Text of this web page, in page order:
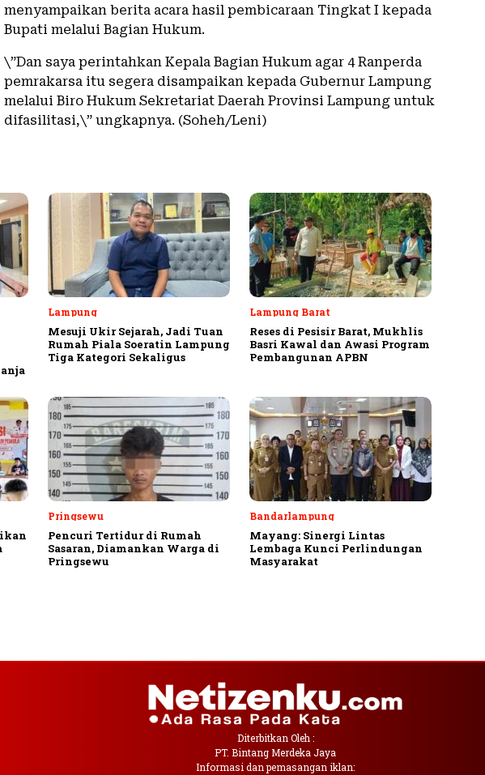
menyampaikan berita acara hasil pembicaraan Tingkat I kepada
Bupati melalui Bagian Hukum.
\”Dan saya perintahkan Kepala Bagian Hukum agar 4 Ranperda
pemrakarsa itu segera disampaikan kepada Gubernur Lampung
melalui Biro Hukum Sekretariat Daerah Provinsi Lampung untuk
difasilitasi,\” ungkapnya. (Soheh/Leni)
Lampung
Mesuji Ukir Sejarah, Jadi Tuan
Rumah Piala Soeratin Lampung
Tiga Kategori Sekaligus
Lampung Barat
Reses di Pesisir Barat, Mukhlis
Basri Kawal dan Awasi Program
Pembangunan APBN
Pringsewu
Pencuri Tertidur di Rumah
Sasaran, Diamankan Warga di
Pringsewu
Bandarlampung
Mayang: Sinergi Lintas
Lembaga Kunci Perlindungan
Masyarakat
Diterbitkan Oleh :
PT. Bintang Merdeka Jaya
Informasi dan pemasangan iklan: